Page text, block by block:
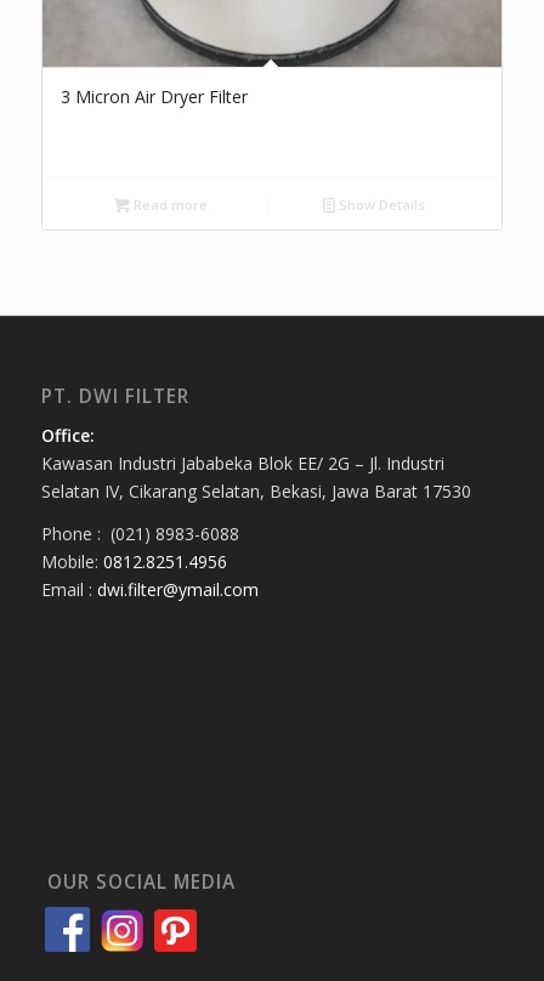
3 Micron Air Dryer Filter
Read more Show Details
PT. DWI FILTER
Office:
Kawasan Industri Jababeka Blok EE/ 2G – Jl. Industri
Selatan IV, Cikarang Selatan, Bekasi, Jawa Barat 17530
Phone : (021) 8983-6088
Mobile: 0812.8251.4956
Email : dwi.filter@ymail.com
OUR SOCIAL MEDIA